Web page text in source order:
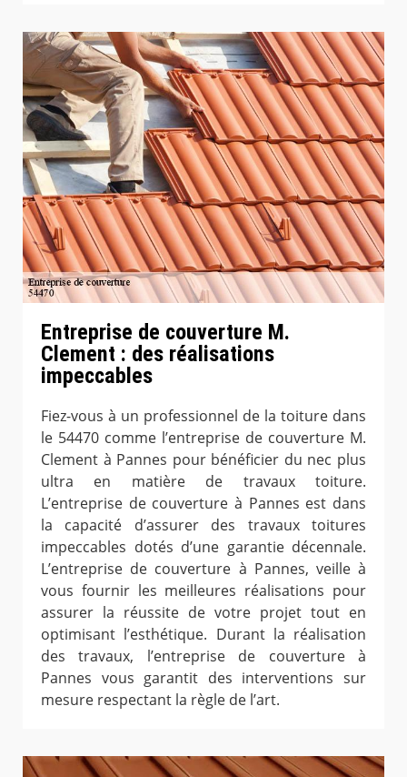
Entreprise de couverture M.
Clement : des réalisations
impeccables
Fiez-vous à un professionnel de la toiture dans
le 54470 comme l’entreprise de couverture M.
Clement à Pannes pour bénéficier du nec plus
ultra en matière de travaux toiture.
L’entreprise de couverture à Pannes est dans
la capacité d’assurer des travaux toitures
impeccables dotés d’une garantie décennale.
L’entreprise de couverture à Pannes, veille à
vous fournir les meilleures réalisations pour
assurer la réussite de votre projet tout en
optimisant l’esthétique. Durant la réalisation
des travaux, l’entreprise de couverture à
Pannes vous garantit des interventions sur
mesure respectant la règle de l’art.